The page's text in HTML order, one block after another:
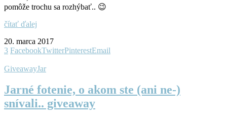
pomôže trochu sa rozhýbať.. 😉
čítať ďalej
20. marca 2017
3 FacebookTwitterPinterestEmail
GiveawayJar
Jarné fotenie, o akom ste (ani ne-)
snívali.. giveaway